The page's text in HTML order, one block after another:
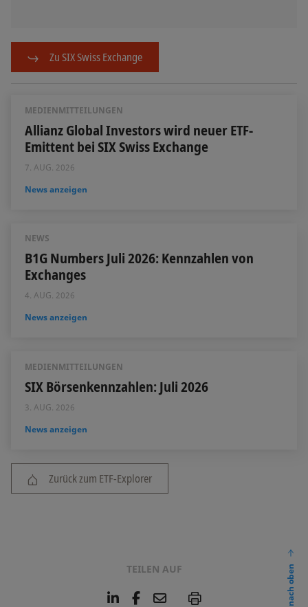
Zu SIX Swiss Exchange
MEDIENMITTEILUNGEN
Allianz Global Investors wird neuer ETF-
Emittent bei SIX Swiss Exchange
7. AUG. 2026
News anzeigen
NEWS
B1G Numbers Juli 2026: Kennzahlen von
Exchanges
4. AUG. 2026
News anzeigen
MEDIENMITTEILUNGEN
SIX Börsenkennzahlen: Juli 2026
3. AUG. 2026
News anzeigen
Zurück zum ETF-Explorer
TEILEN AUF
L
F
E
P
nach oben